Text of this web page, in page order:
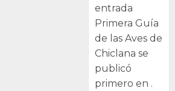
entrada
Primera Guía
de las Aves de
Chiclana se
publicó
primero en .